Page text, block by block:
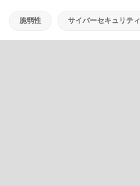
脆弱性 サイバーセキュリティ